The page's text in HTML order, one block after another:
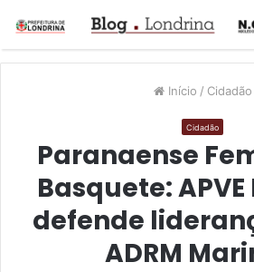
Início / Cidadão
Cidadão
Paranaense
Basquete:
defende
ADRM